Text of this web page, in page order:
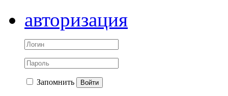
авторизация
Запомнить Войти